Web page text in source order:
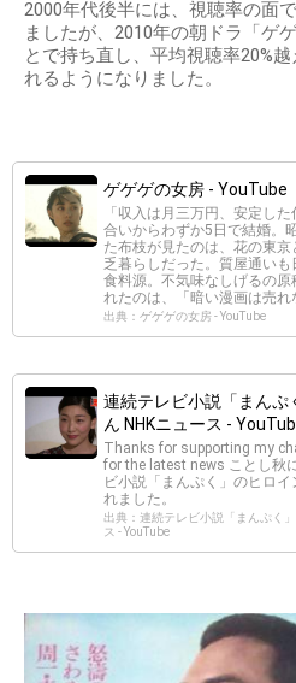
2000年代後半には、視聴率の面
ましたが、2010年の朝ドラ「ゲ
とで持ち直し、平均視聴率20%
れるようになりました。
ゲゲゲの女房 - YouTube
「収入は月三万円、安定し
合いからわずか5日で結婚。
た布枝が見たのは、花の東
乏暮らしだった。質屋通い
食料源。不気味なしげるの
れたのは、「暗い漫画は売れ
出典：ゲゲゲの女房 - YouTube
連続テレビ小説「まんぷ
ん NHKニュース -
Thanks for supporting my
for the latest news ことし秋
ビ小説「まんぷく」のヒロ
れました。
出典：連続テレビ小説「まんぷく
ス - YouTube